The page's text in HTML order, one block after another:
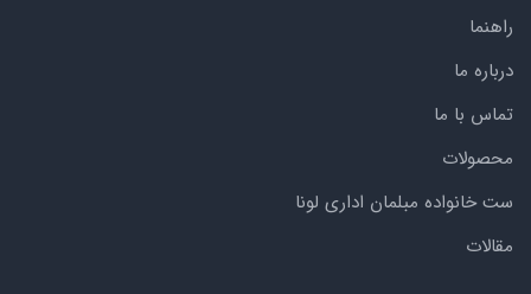
راهنما
درباره ما
تماس با ما
محصولات
ست خانواده مبلمان اداری لونا
مقالات